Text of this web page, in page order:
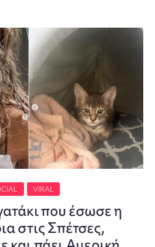
VIRAL
που έσωσε η
στις Σπέτσες,